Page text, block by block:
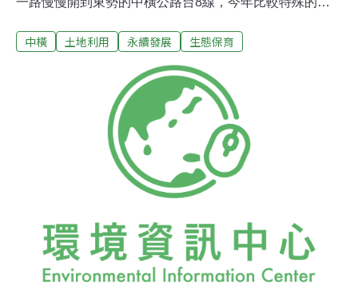
拔，開到中海拔的花序。東勢居民研判可能是去年摘棉絮
出，去年3月底摘除木棉花絮，是考量棉絮汙染、過敏兒
不適，並未在樹上噴藥處理。至於今年中橫公路上的木棉
花花期晚、花期提早，和氣候、摘除棉絮等是否有相關
性，谷關工務段認為，還有待觀察。
中橫 土地利用 永續發展 生態保育